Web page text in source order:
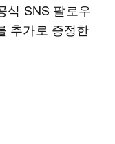
식 SNS 팔로우
추가로 증정한